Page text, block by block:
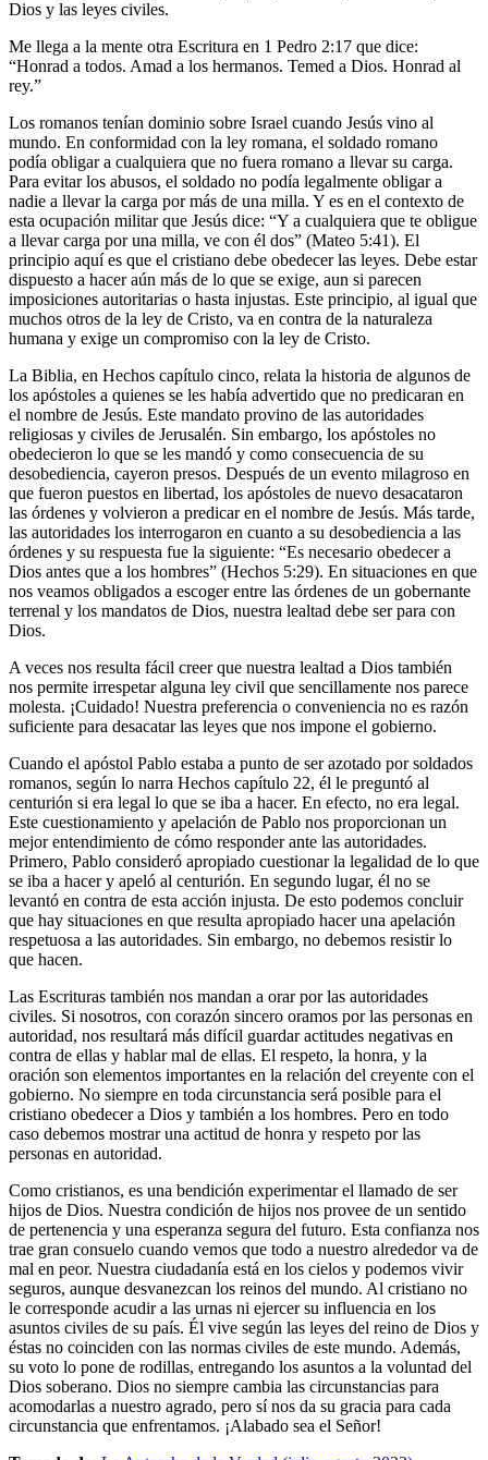
Dios y las leyes civiles.
Me llega a la mente otra Escritura en 1 Pedro 2:17 que dice:
“Honrad a todos. Amad a los hermanos. Temed a Dios. Honrad al
rey.”
Los romanos tenían dominio sobre Israel cuando Jesús vino al
mundo. En conformidad con la ley romana, el soldado romano
podía obligar a cualquiera que no fuera romano a llevar su carga.
Para evitar los abusos, el soldado no podía legalmente obligar a
nadie a llevar la carga por más de una milla. Y es en el contexto de
esta ocupación militar que Jesús dice: “Y a cualquiera que te obligue
a llevar carga por una milla, ve con él dos” (Mateo 5:41). El
principio aquí es que el cristiano debe obedecer las leyes. Debe estar
dispuesto a hacer aún más de lo que se exige, aun si parecen
imposiciones autoritarias o hasta injustas. Este principio, al igual que
muchos otros de la ley de Cristo, va en contra de la naturaleza
humana y exige un compromiso con la ley de Cristo.
La Biblia, en Hechos capítulo cinco, relata la historia de algunos de
los apóstoles a quienes se les había advertido que no predicaran en
el nombre de Jesús. Este mandato provino de las autoridades
religiosas y civiles de Jerusalén. Sin embargo, los apóstoles no
obedecieron lo que se les mandó y como consecuencia de su
desobediencia, cayeron presos. Después de un evento milagroso en
que fueron puestos en libertad, los apóstoles de nuevo desacataron
las órdenes y volvieron a predicar en el nombre de Jesús. Más tarde,
las autoridades los interrogaron en cuanto a su desobediencia a las
órdenes y su respuesta fue la siguiente: “Es necesario obedecer a
Dios antes que a los hombres” (Hechos 5:29). En situaciones en que
nos veamos obligados a escoger entre las órdenes de un gobernante
terrenal y los mandatos de Dios, nuestra lealtad debe ser para con
Dios.
A veces nos resulta fácil creer que nuestra lealtad a Dios también
nos permite irrespetar alguna ley civil que sencillamente nos parece
molesta. ¡Cuidado! Nuestra preferencia o conveniencia no es razón
suficiente para desacatar las leyes que nos impone el gobierno.
Cuando el apóstol Pablo estaba a punto de ser azotado por soldados
romanos, según lo narra Hechos capítulo 22, él le preguntó al
centurión si era legal lo que se iba a hacer. En efecto, no era legal.
Este cuestionamiento y apelación de Pablo nos proporcionan un
mejor entendimiento de cómo responder ante las autoridades.
Primero, Pablo consideró apropiado cuestionar la legalidad de lo que
se iba a hacer y apeló al centurión. En segundo lugar, él no se
levantó en contra de esta acción injusta. De esto podemos concluir
que hay situaciones en que resulta apropiado hacer una apelación
respetuosa a las autoridades. Sin embargo, no debemos resistir lo
que hacen.
Las Escrituras también nos mandan a orar por las autoridades
civiles. Si nosotros, con corazón sincero oramos por las personas en
autoridad, nos resultará más difícil guardar actitudes negativas en
contra de ellas y hablar mal de ellas. El respeto, la honra, y la
oración son elementos importantes en la relación del creyente con el
gobierno. No siempre en toda circunstancia será posible para el
cristiano obedecer a Dios y también a los hombres. Pero en todo
caso debemos mostrar una actitud de honra y respeto por las
personas en autoridad.
Como cristianos, es una bendición experimentar el llamado de ser
hijos de Dios. Nuestra condición de hijos nos provee de un sentido
de pertenencia y una esperanza segura del futuro. Esta confianza nos
trae gran consuelo cuando vemos que todo a nuestro alrededor va de
mal en peor. Nuestra ciudadanía está en los cielos y podemos vivir
seguros, aunque desvanezcan los reinos del mundo. Al cristiano no
le corresponde acudir a las urnas ni ejercer su influencia en los
asuntos civiles de su país. Él vive según las leyes del reino de Dios y
éstas no coinciden con las normas civiles de este mundo. Además,
su voto lo pone de rodillas, entregando los asuntos a la voluntad del
Dios soberano. Dios no siempre cambia las circunstancias para
acomodarlas a nuestro agrado, pero sí nos da su gracia para cada
circunstancia que enfrentamos. ¡Alabado sea el Señor!